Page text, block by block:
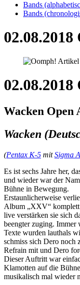
Bands
Bands
Wacken
Wacken
(Pentax K-5 mitSigma
Es ist sechs Jahre her,
und wieder war der
Bühne in Bewegung.
Erstaunlicherweise
Album „XXV“ komplett
live verstärken sie sich
beengter zuging. Immer
Texte wurden lauthals
schmiss sich Dero noch
Refrain mit und Dero
Dieser Auftritt war
Klamotten auf die
musikalisch mal wieder